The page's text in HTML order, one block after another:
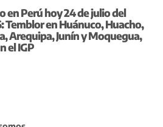
en Perú hoy 24 de julio del
Temblor en Huánuco, Huacho,
Arequipa, Junín y Moquegua,
el IGP